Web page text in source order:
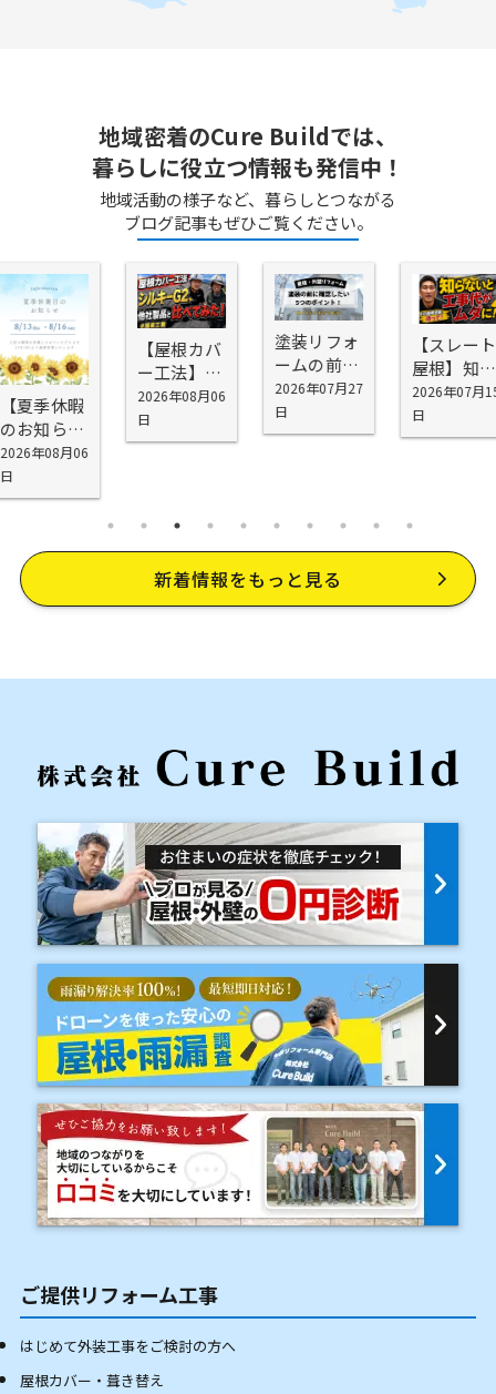
地域密着のCure Buildでは、
暮らしに役立つ情報も発信中！
地域活動の様子など、暮らしとつながる
ブログ記事もぜひご覧ください。
夏季休暇
お知ら
】年08月06
【屋根カバ
ー工法】シ
スキーG2を
お勧めする
理由
2026年08月06
日
塗装リフォ
ームの前に
確認したい
5つの場所
｜外壁塗装
ト
2026年07月27
日
【スレート
屋根】知ら
ないと工事
代が無駄に
なる！屋根
理由
2026年07月
日
新着情報をもっと見る
ご提供リフォーム工事
はじめて外装工事をご検討の方へ
屋根カバー・葺き替え